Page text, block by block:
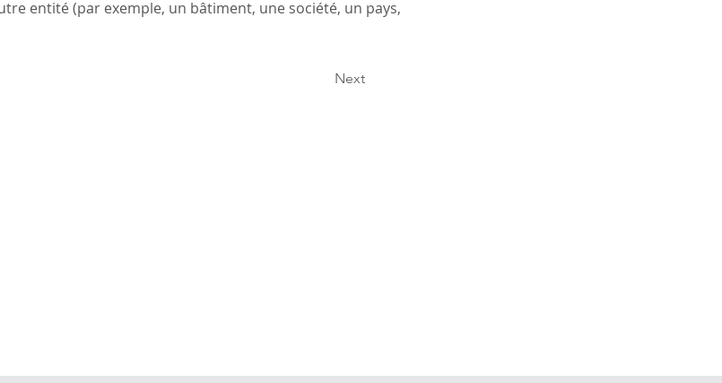
entité (par exemple, un bâtiment, une société, un pays,
Next